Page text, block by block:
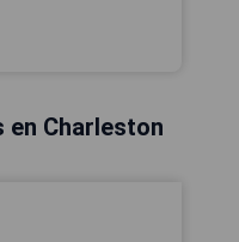
en Charleston